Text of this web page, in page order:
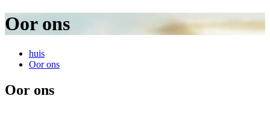
Oor ons
huis
Oor ons
Oor ons